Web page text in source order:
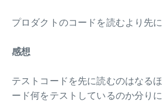
プロダクトのコードを読むより先
感想
テストコードを先に読むのはなる
ード何をテストしているのか分り